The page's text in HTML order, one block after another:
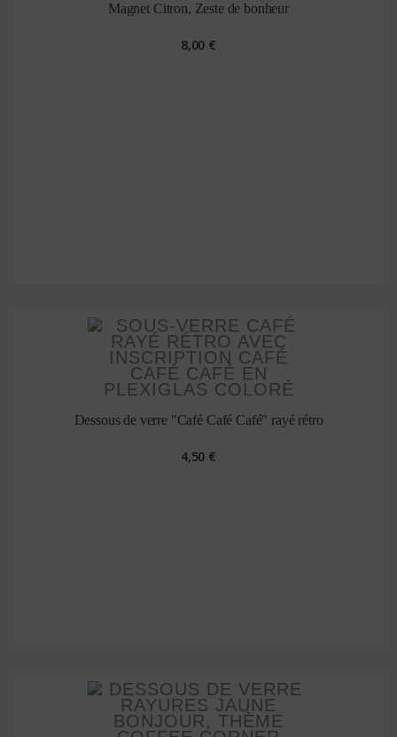
Magnet Citron, Zeste de bonheur
8,00 €
Dessous de verre "Café Café Café" rayé rétro
4,50 €